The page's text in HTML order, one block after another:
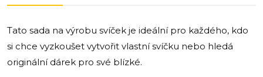
Tato sada na výrobu svíček je ideální pro každého, kdo
si chce vyzkoušet vytvořit vlastní svíčku nebo hledá
originální dárek pro své blízké.